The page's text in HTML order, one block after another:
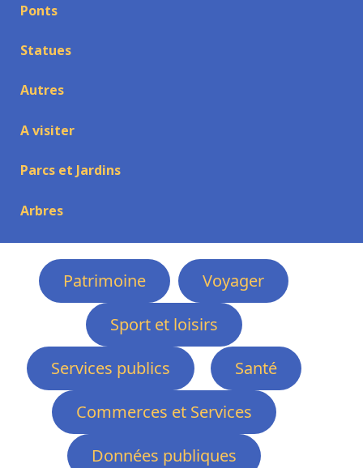
Ponts
Statues
Autres
A visiter
Parcs et Jardins
Arbres
Patrimoine
Voyager
Sport et loisirs
Services publics
Santé
Commerces et Services
Données publiques